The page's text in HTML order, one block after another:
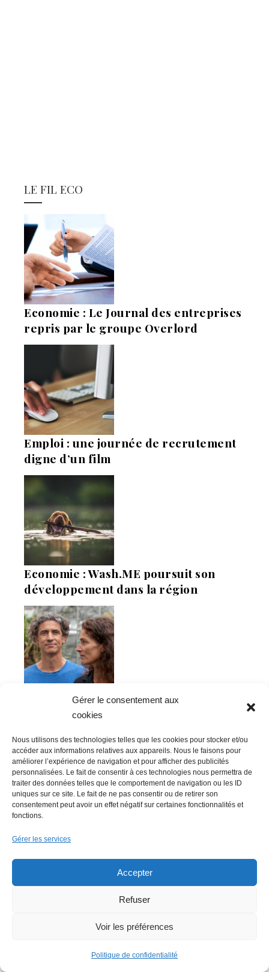
Gérer le consentement aux
cookies
Nous utilisons des technologies telles que les cookies pour stocker et/ou
accéder aux informations relatives aux appareils. Nous le faisons pour
améliorer l’expérience de navigation et pour afficher des publicités
personnalisées. Le fait de consentir à ces technologies nous permettra de
traiter des données telles que le comportement de navigation ou les ID
uniques sur ce site. Le fait de ne pas consentir ou de retirer son
consentement peut avoir un effet négatif sur certaines fonctionnalités et
fonctions.
Gérer les services
Accepter
Refuser
Voir les préférences
Politique de confidentialité
LE FIL ECO
Economie : Le Journal des entreprises
repris par le groupe Overlord
Emploi : une journée de recrutement
digne d’un film
Economie : Wash.ME poursuit son
développement dans la région
La Mer Salée, maison d’édition,
soutenue par 300 citoyens
Flowrette rachetée, relocalise sa